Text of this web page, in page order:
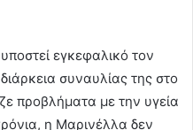
εγκεφαλικό τον
συναυλίας της στο
προβλήματα με την υγεία
η Μαρινέλλα δεν